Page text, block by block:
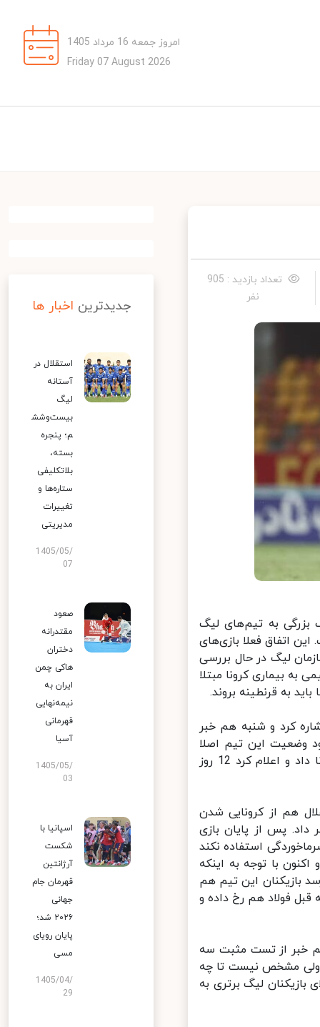
امروز جمعه 16 مرداد 1405
Friday 07 August 2026
تعداد بازدید : 905
نفر
به تیم‌های لیگ
اتفاق فعلا بازی‌های
لیگ در حال بررسی
درصد از اعضای هر تیمی به بیماری کرونا مبتلا
به قرنطینه بروند.
کرد و شنبه هم خبر
شود وضعیت این تیم اصلا
جالب نیست؛ علاوه بر این حسن بیت‌سعید هم خبر از ابتلای خود به کرونا داد و اعلام کرد 12 روز
هم از کرونایی شدن
پس از پایان بازی
استفاده نکند
با توجه به اینکه
بازیکنان این تیم هم
فولاد هم رخ داده و
خبر از تست مثبت سه
مشخص نیست تا چه
لیگ برتری به
جدیدترین اخبار ها
استقلال در
آستانه
لیگ
بیست‌وشش
م؛ پنجره
بسته،
بلاتکلیفی
ستاره‌ها و
تغییرات
مدیریتی
1405/05/
07
صعود
مقتدرانه
دختران
هاکی چمن
ایران به
نیمه‌نهایی
قهرمانی
آسیا
1405/05/
03
اسپانیا با
شکست
آرژانتین
قهرمان جام
جهانی
۲۰۲۶ شد؛
پایان رویای
مسی
1405/04/
29